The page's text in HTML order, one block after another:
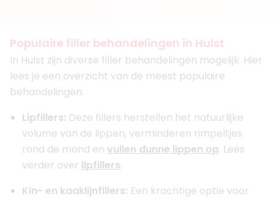
Populaire filler behandelingen in Hulst
In Hulst zijn diverse filler behandelingen mogelijk. Hier
lees je een overzicht van de meest populaire
behandelingen:
Lipfillers: Deze fillers herstellen het natuurlijke
volume van de lippen, verminderen rimpeltjes
rond de mond en vullen dunne lippen op. Lees
verder over lipfillers.
Kin- en kaaklijnfillers: Een krachtige optie voor